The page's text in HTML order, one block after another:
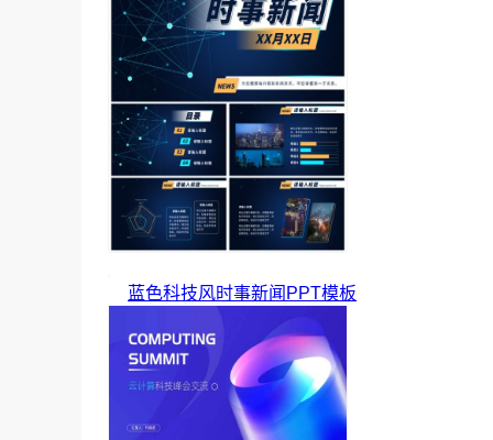
蓝色科技风时事新闻PPT模板